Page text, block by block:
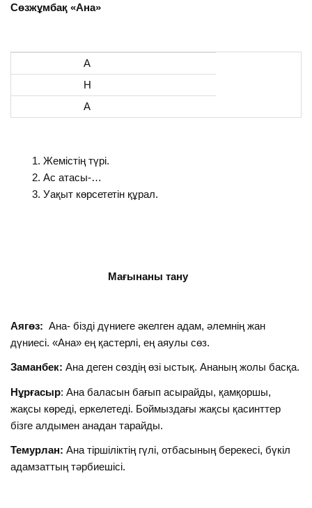
Сөзжұмбақ «Ана»
А
Н
А
Жемістің түрі.
Ас атасы-…
Уақыт көрсететін құрал.
Мағынаны тану
Аягөз: Ана- бізді дүниеге әкелген адам, әлемнің жан
дүниесі. «Ана» ең қастерлі, ең аяулы сөз.
Заманбек:Ана деген сөздің өзі ыстық. Ананың жолы басқа.
Нұрғасыр: Ана баласын бағып асырайды, қамқоршы,
жақсы көреді, еркелетеді. Боймыздағы жақсы қасинттер
бізге алдымен анадан тарайды.
Темурлан:Ана тіршіліктің гүлі, отбасының берекесі, бүкіл
адамзаттың тәрбиешісі.